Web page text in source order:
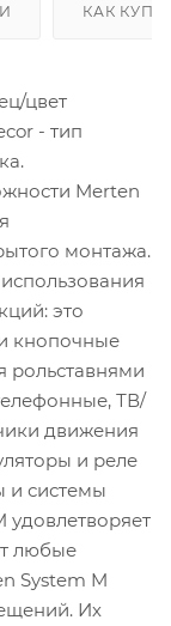
КАК
цвет
- тип
Merten
монтажа.
это
кнопочные
рольставнями
ТВ/
движения
и реле
и системы
удовлетворяет
любые
System M
Их